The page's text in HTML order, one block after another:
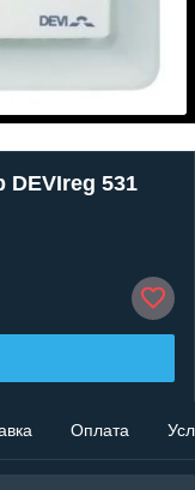
DEVIreg 531
Оплата